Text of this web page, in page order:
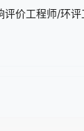
评价工程师/环